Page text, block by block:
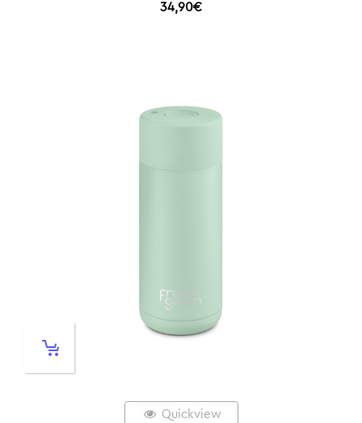
34,90€
Quickview